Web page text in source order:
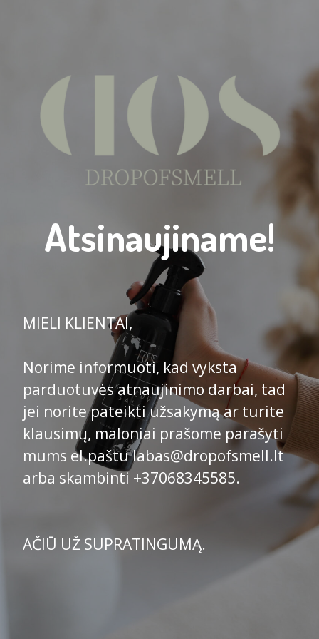
Atsinaujiname!
MIELI KLIENTAI,
Norime informuoti, kad vyksta
parduotuvės atnaujinimo darbai, tad
jei norite pateikti užsakymą ar turite
klausimų, maloniai prašome parašyti
mums el.paštu labas@dropofsmell.lt
arba skambinti +37068345585.
AČIŪ UŽ SUPRATINGUMĄ.